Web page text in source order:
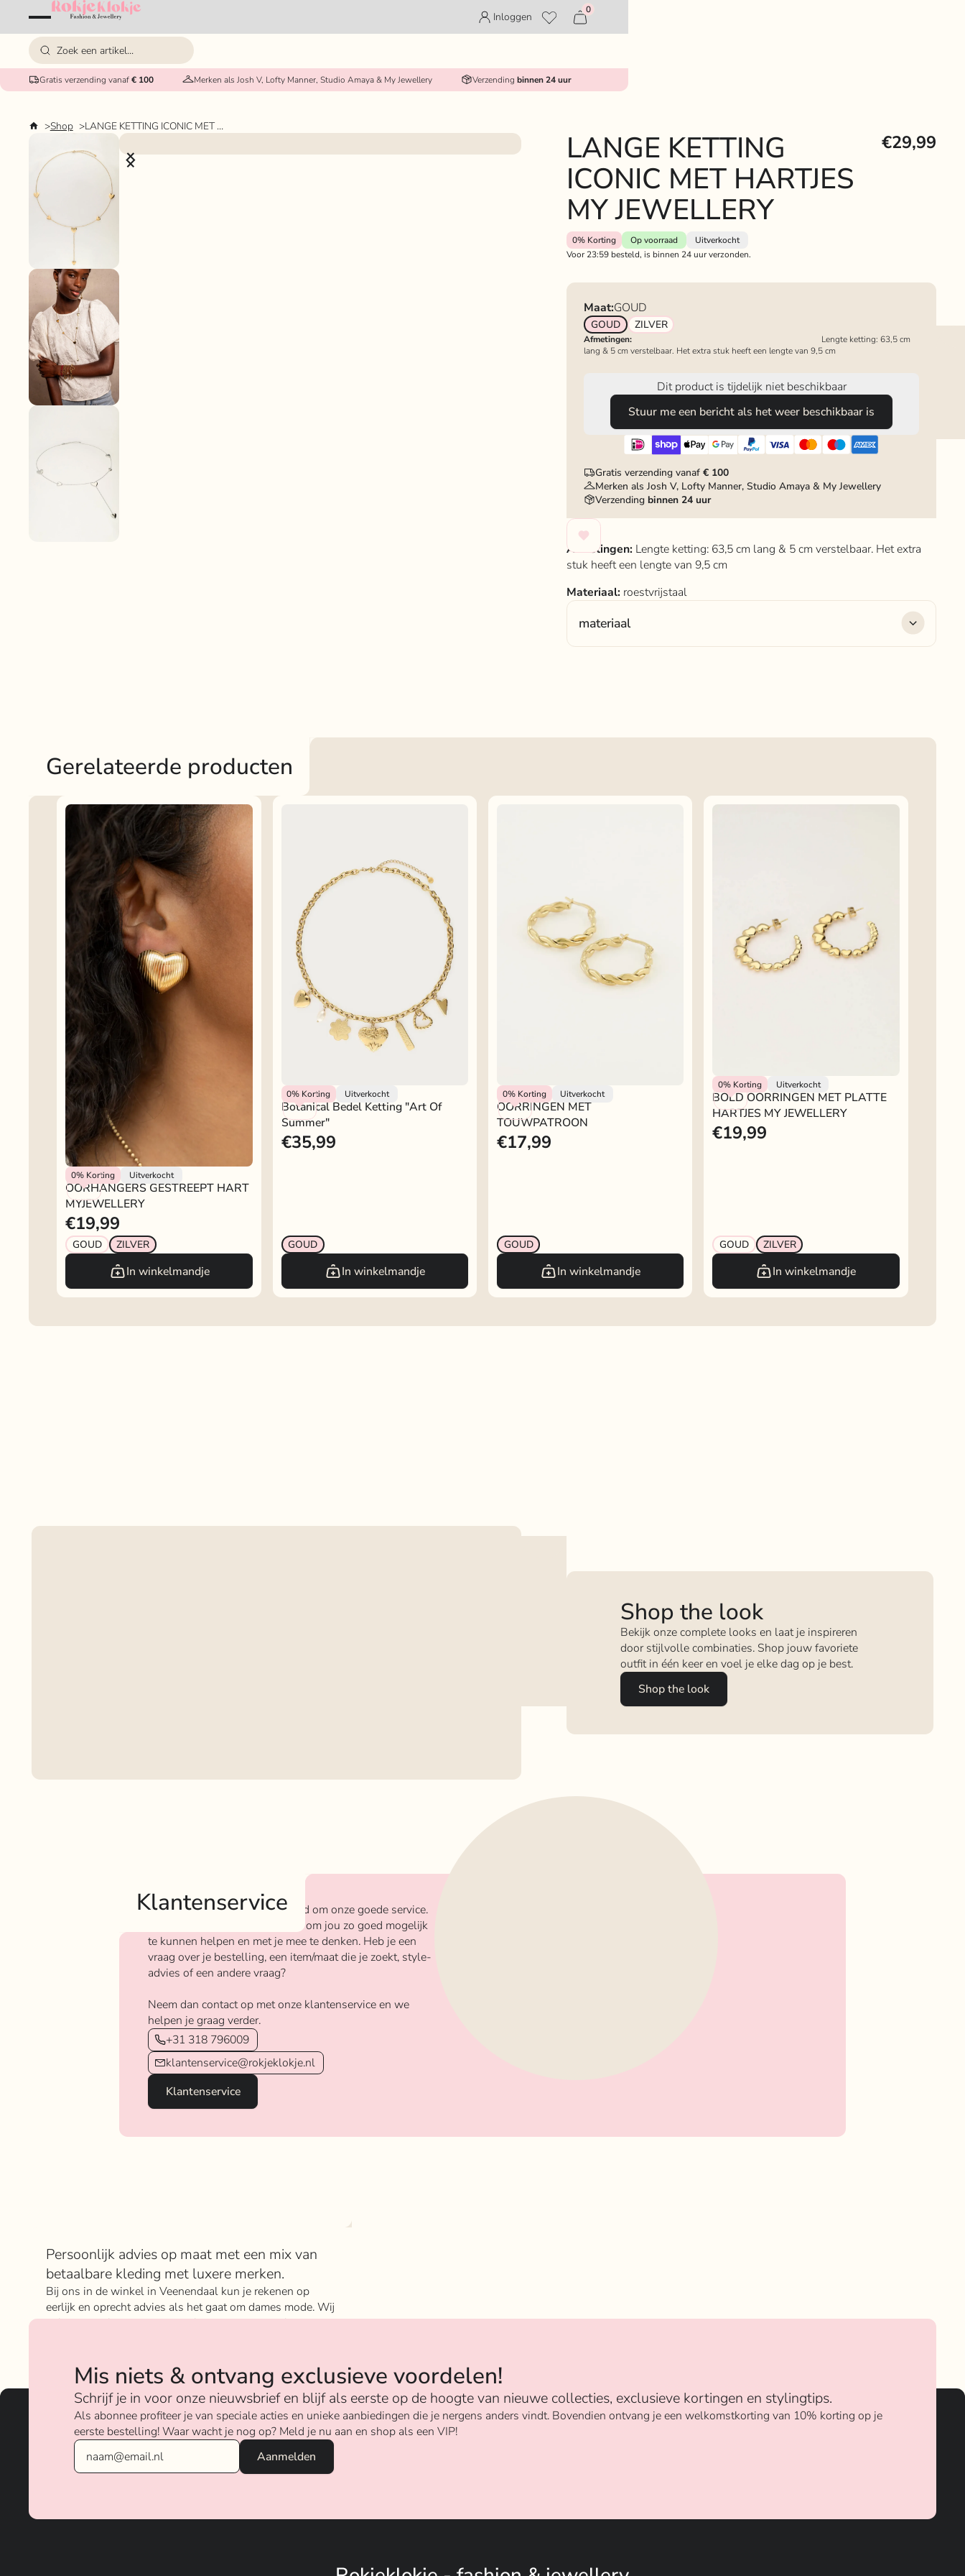
Inloggen
0
Gratis verzending vanaf€ 100 Merken als Josh V, Lofty Manner, Studio Amaya & My Jewellery Verzending binnen 24 uur
Shop LANGE KETTING ICONIC MET HARTJES MY JEWELLERY
LANGE KETTING
ICONIC MET HARTJES
MY JEWELLERY
€29,99
0% Korting Op voorraad
Uitverkocht
Voor 23:59 besteld, is binnen 24 uur verzonden.
Maat:GOUD
GOUD ZILVER
Afmetingen: Lengte ketting: 63,5 cm
lang & 5 cm verstelbaar. Het extra stuk heeft een lengte van 9,5 cm
Dit product is tijdelijk niet beschikbaar
Stuur me een bericht als het weer beschikbaar is
Gratis verzending vanaf € 100
Merken als Josh V, Lofty Manner, Studio Amaya & My Jewellery
Verzending binnen 24 uur
Afmetingen: Lengte ketting: 63,5 cm lang & 5 cm verstelbaar. Het extra
stuk heeft een lengte van 9,5 cm
Materiaal: roestvrijstaal
materiaal
Gerelateerde producten
0% Korting Uitverkocht
Rokjeklokje
OORHANGERS GESTREEPT HART
MYJEWELLERY
€19,99
GOUD ZILVER
In winkelmandje
0% Korting Uitverkocht
My Jewellery
Botanical Bedel Ketting "art Of
Summer"
€35,99
GOUD
In winkelmandje
0%Korting Uitverkocht
My Jewellery
OORRINGEN MET
TOUWPATROON
€17,99
GOUD
In winkelmandje
BOLD OORRINGEN MET PLATTE
HARTJES MY JEWELLERY
0%Korting Uitverkocht
My Jewellery
BOLD OORRINGEN MET PLATTE
HARTJES MY JEWELLERY
€19,99
GOUD ZILVER
In winkelmandje
Shop the look
Bekijk onze complete looks en laat je inspireren
door stijlvolle combinaties. Shop jouw favoriete
outfit in één keer en voel je elke dag op je best.
Shop the look
Klantenservice
Bij Rokjeklokje staan we bekend om onze goede service.
We vinden het super belangrijk om jou zo goed mogelijk
te kunnen helpen en met je mee te denken. Heb je een
vraag over je bestelling, een item/maat die je zoekt, style-
advies of een andere vraag?
Neem dan contact op met onze klantenservice en we
helpen je graag verder.
+31 318 796009
klantenservice@rokjeklokje.nl
Klantenservice
Over Rokje Klokje
Persoonlijk advies op maat met een mix van
betaalbare kleding met luxere merken.
Bij ons in de winkel in Veenendaal kun je rekenen op
eerlijk en oprecht advies als het gaat om dames mode. Wij
geloven sterk in ons concept; het mixen en matchen van
Over ons
Mis niets & ontvang exclusieve voordelen!
Schrijf je in voor onze nieuwsbrief en blijf als eerste op de hoogte van nieuwe collecties, exclusieve kortingen en stylingtips.
Als abonnee profiteer je van speciale acties en unieke aanbiedingen die je nergens anders vindt. Bovendien ontvang je een welkomstkorting van 10% korting op je
eerste bestelling! Waar wacht je nog op? Meld je nu aan en shop als een VIP!